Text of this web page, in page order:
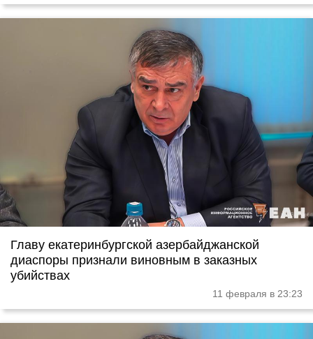
Главу екатеринбургской азербайджанской
диаспоры признали виновным в заказных
убийствах
11 февраля в 23:23